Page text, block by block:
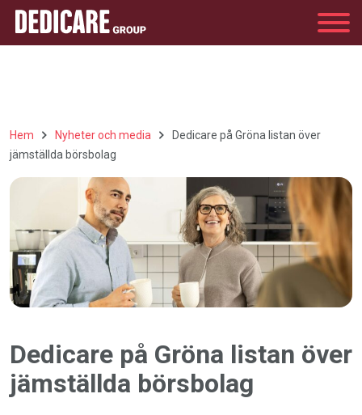
Hem Nyheter och media
Dedicare på Gröna listan över
jämställda börsbolag
Dedicare på Gröna listan över
jämställda börsbolag